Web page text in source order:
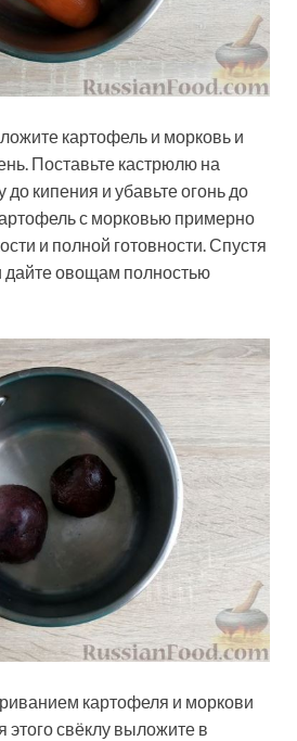
картофель и морковь и
Поставьте кастрюлю на
до кипения и убавьте огонь до
с морковью примерно
и полной готовности. Спустя
дайте овощам полностью
картофеля и моркови
этого свёклу выложите в